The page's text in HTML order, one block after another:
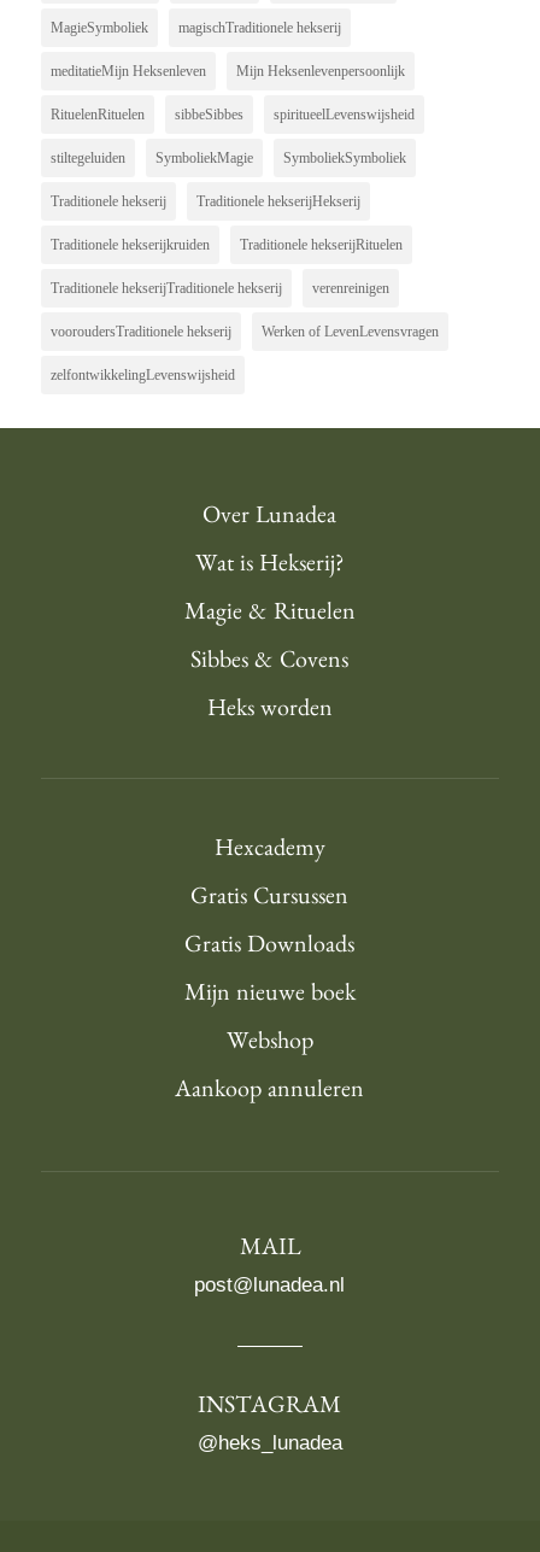
MagieSymboliek magischTraditionele hekserij
meditatieMijn Heksenleven Mijn Heksenlevenpersoonlijk
RituelenRituelen sibbeSibbes spiritueelLevenswijsheid
stiltegeluiden SymboliekMagie SymboliekSymboliek
Traditionele hekserij Traditionele hekserijHekserij
Traditionele hekserijkruiden Traditionele hekserijRituelen
Traditionele hekserijTraditionele hekserij verenreinigen
vooroudersTraditionele hekserij Werken of LevenLevensvragen
zelfontwikkelingLevenswijsheid
Over Lunadea
Wat is Hekserij?
Magie & Rituelen
Sibbes & Covens
Heks worden
Hexcademy
Gratis Cursussen
Gratis Downloads
Mijn nieuwe boek
Webshop
Aankoop annuleren
MAIL
post@lunadea.nl
INSTAGRAM
@heks_lunadea